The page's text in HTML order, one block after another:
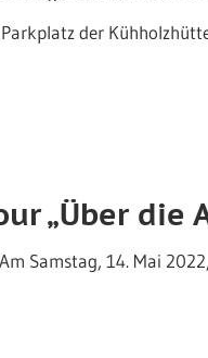
der
„Über die
Samstag, 14. Mai